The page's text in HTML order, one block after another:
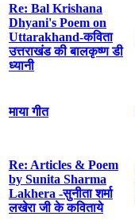
Re: Bal Krishana
Dhyani's Poem on
Uttarakhand-कविता
उत्तराखंड की बालकृष्ण डी
ध्यानी
माया गीत
Re: Articles & Poem
by Sunita Sharma
Lakhera -सुनीता शर्मा
लखेरा जी के कविताये